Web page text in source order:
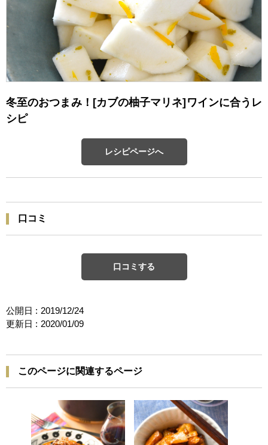
冬至のおつまみ！[カブの柚子マリネ]ワインに合うレ
シピ
レシピページへ
口コミ
口コミする
公開日 : 2019/12/24
更新日 : 2020/01/09
このページに関連するページ